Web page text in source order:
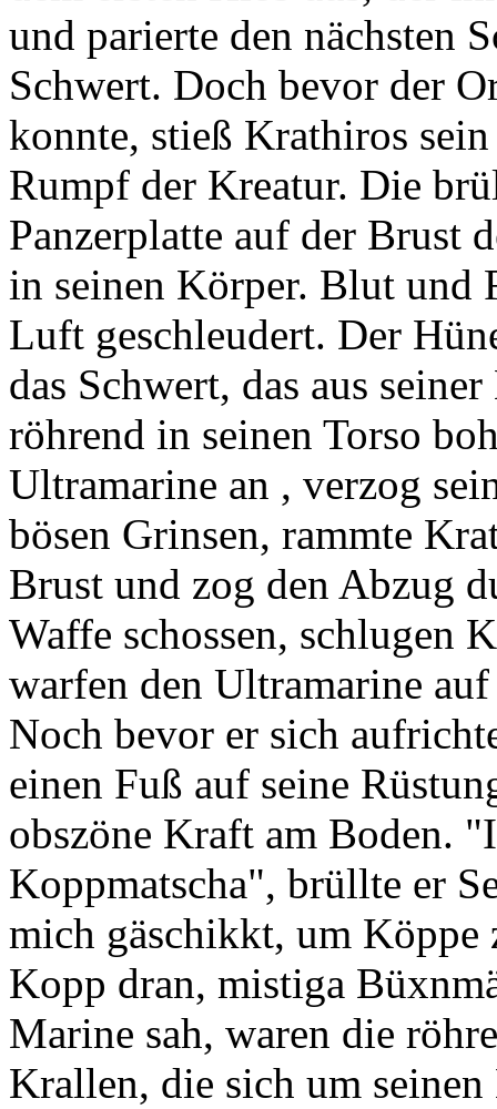
und parierte den nächsten
Schwert. Doch bevor der
konnte, stieß Krathiros
Rumpf der Kreatur. Die
Panzerplatte auf der Brust
in seinen Körper. Blut und
Luft geschleudert. Der
das Schwert, das aus
röhrend in seinen Torso
Ultramarine an , verzog
bösen Grinsen, rammte
Brust und zog den Abzug
Waffe schossen, schlugen
warfen den Ultramarine
Noch bevor er sich
einen Fuß auf seine
obszöne Kraft am Boden.
Koppmatscha", brüllte er
mich gäschikkt, um Köppe
Kopp dran, mistiga
Marine sah, waren die
Krallen, die sich um seinen